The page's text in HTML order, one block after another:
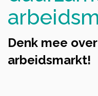
Denk mee
arbeidsmarkt!